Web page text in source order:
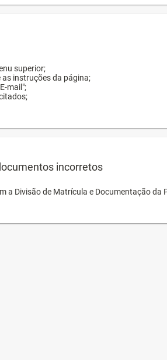
superior;
instruções da página;
mail";
incorretos
a Divisão de Matrícula e Documentação